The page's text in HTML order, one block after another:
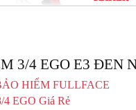
3/4 EGO E3 ĐEN
HIỂM FULLFACE
4 EGO Giá Rẻ